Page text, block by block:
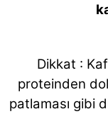
Dikkat :
proteinden
patlaması gibi